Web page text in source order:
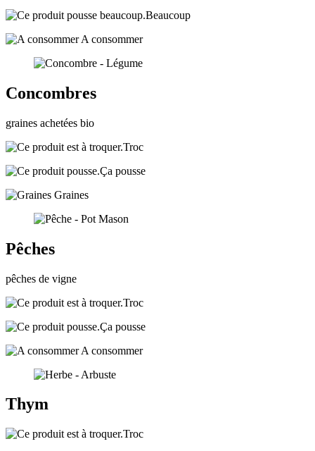
Beaucoup
A consommer
Concombres
graines achetées bio
Troc
Ça pousse
Graines
Pêches
pêches de vigne
Troc
Ça pousse
A consommer
Thym
Troc